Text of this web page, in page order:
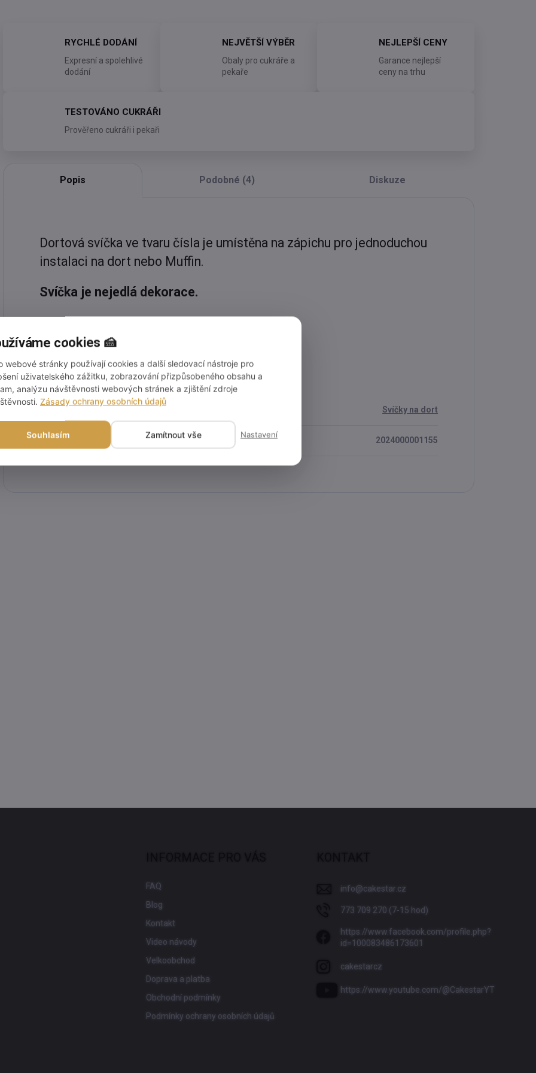
RYCHLÉ DODÁNÍ
Expresní a spolehlivé
dodání
NEJVĚTŠÍ VÝBĚR
Obaly pro cukráře a
pekaře
NEJLEPŠÍ CENY
Garance nejlepší
ceny na trhu
TESTOVÁNO CUKRÁŘI
Prověřeno cukráři i pekaři
Popis Podobné (4) Diskuze
Dortová svíčka ve tvaru čísla je umístěna na zápichu pro jednoduchou
instalaci na dort nebo Muffin.
Svíčka je nejedlá dekorace.
Doplňkové parametry
Kategorie: Svíčky na dort
EAN: 2024000001155
FAQ
Blog
Kontakt
Video návody
Velkoobchod
Doprava a platba
Obchodní podmínky
Podmínky ochrany osobních údajů
info@cakestar.cz
773 709 270 (7-15 hod)
https://www.facebook.com/profile.php?
id=100083486173601
cakestarcz
https://www.youtube.com/@CakestarYT
cookies 🍰
webové stránky používají cookies a další sledovací nástroje pro
uživatelského zážitku, zobrazování přizpůsobeného obsahu a
analýzu návštěvnosti webových stránek a zjištění zdroje
Zásady ochrany osobních údajů
Souhlasím Zamítnout vše Nastavení